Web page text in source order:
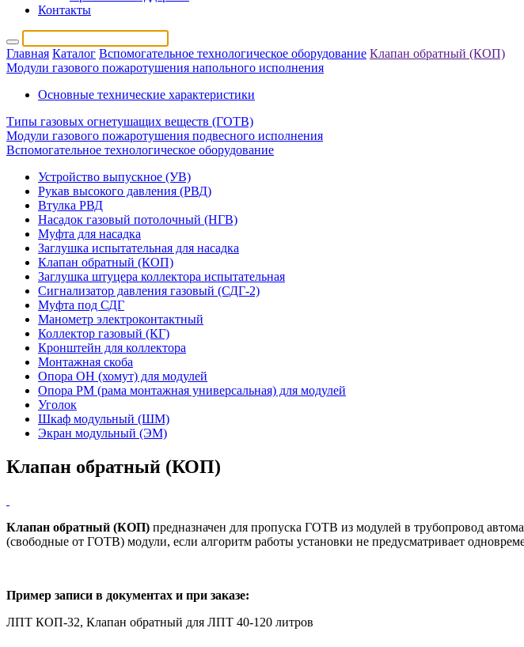
Контакты
Главная Каталог Вспомогательное технологическое оборудование Клапан обратный (КОП)
Модули газового пожаротушения напольного исполнения
Основные технические характеристики
Типы газовых огнетушащих веществ (ГОТВ)
Модули газового пожаротушения подвесного исполнения
Вспомогательное технологическое оборудование
Устройство выпускное (УВ)
Рукав высокого давления (РВД)
Втулка РВД
Насадок газовый потолочный (НГВ)
Муфта для насадка
Заглушка испытательная для насадка
Клапан обратный (КОП)
Заглушка штуцера коллектора испытательная
Сигнализатор давления газовый (СДГ-2)
Муфта под СДГ
Манометр электроконтактный
Коллектор газовый (КГ)
Кронштейн для коллектора
Монтажная скоба
Опора ОН (хомут) для модулей
Опора РМ (рама монтажная универсальная) для модулей
Уголок
Шкаф модульный (ШМ)
Экран модульный (ЭМ)
Клапан обратный (КОП)
Клапан обратный (КОП) предназначен для пропуска ГОТВ из модулей в трубопровод
(свободные от ГОТВ) модули, если алгоритм работы установки не предусматривает
Пример записи в документах и при заказе:
ЛПТ КОП-32, Клапан обратный для ЛПТ 40-120 литров